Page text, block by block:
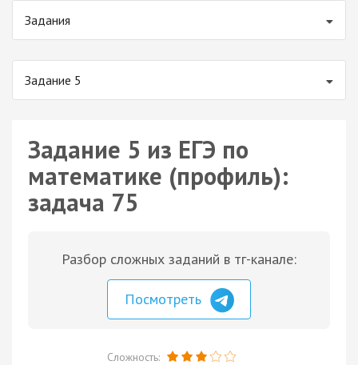
Задания
Задание 5
Задание 5 из ЕГЭ по
математике (профиль):
задача 75
Разбор сложных заданий в тг-канале:
Посмотреть
Сложность: